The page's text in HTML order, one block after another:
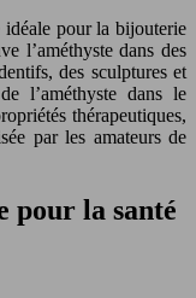
idéale pour la bijouterie
l’améthyste dans des
des sculptures et
l’améthyste dans le
thérapeutiques,
par les amateurs de
pour la santé